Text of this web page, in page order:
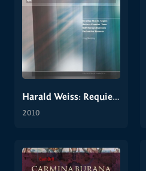
Harald Weiss: Requiem
2010